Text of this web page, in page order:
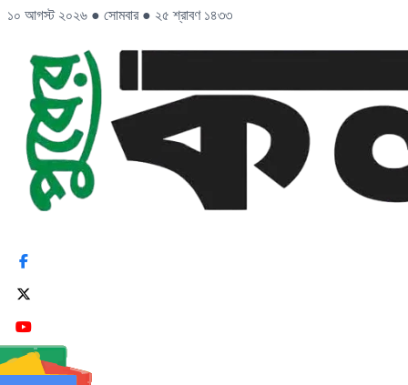
১০ আগস্ট ২০২৬ ● সোমবার ● ২৫ শ্রাবণ ১৪৩৩